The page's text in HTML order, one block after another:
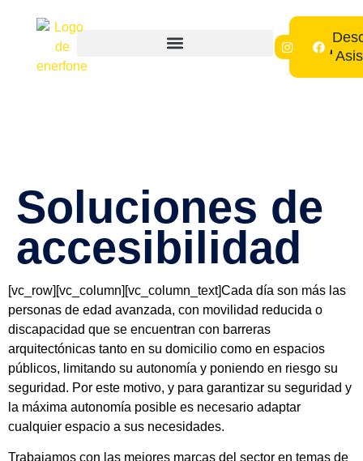
Soluciones de
accesibilidad
[vc_row][vc_column][vc_column_text]Cada día son más las
personas de edad avanzada, con movilidad reducida o
discapacidad que se encuentran con barreras
arquitectónicas tanto en su domicilio como en espacios
públicos, limitando su autonomía y poniendo en riesgo su
seguridad. Por este motivo, y para garantizar su seguridad y
la máxima autonomía posible es necesario adaptar
cualquier espacio a sus necesidades.
Trabajamos con las mejores marcas del sector en temas de